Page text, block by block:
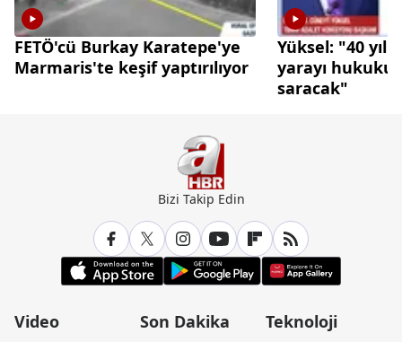
FETÖ'cü Burkay Karatepe'ye
Marmaris'te keşif yaptırılıyor
Yüksel: "40
yarayı
saracak"
Bizi Takip Edin
Video
Son Dakika
Teknoloji